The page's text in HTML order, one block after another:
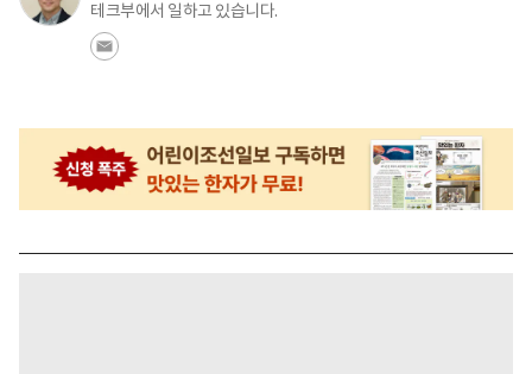
테크부에서 일하고 있습니다.